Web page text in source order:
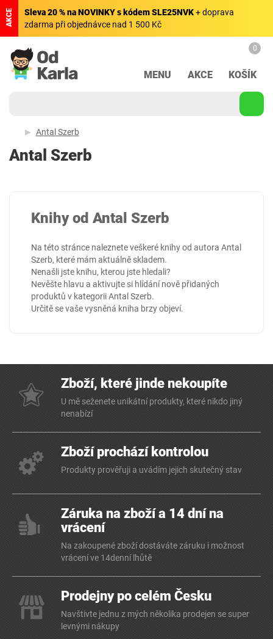
AKCE Sleva 20 % na NOVINKY s kódem SLE25NVK+ doprava
zdarma při objednávce nad 1 500 Kč
MENU AKCE
0
KOŠÍK
Antal Szerb
Antal Szerb
Knihy od Antal Szerb
Na této stránce naleznete veškeré knihy od autora Antal
Szerb, které mám aktuálně skladem.
Nenašli jste knihu, kterou jste hledali?
Nevěšte hlavu a aktivujte si hlídání nově přidaných
produktů v kategoriiAntal Szerb.
Určitě se vaše vysněná kniha brzy objeví.
Zboží, které jinde nekoupíte
U mě seženete unikátní produkty, které nikdo jiný
nenabízí
Zboží prochází kontrolou
Produkty prověřuji a uvádím jejich skutečný stav
Záruka na zboží a 14 dní na
vrácení
Na zakoupené zboží dostáváte záruku i možnost
vrácení ve 14denní lhůtě
Prodejny po celém Česku
Navštivte jednu z mých několika prodejen se super
levnými nákupy